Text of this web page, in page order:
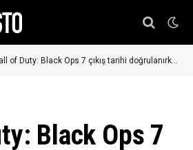
of Duty: Black Ops 7 çıkış tarihi doğrulanırken, Türkiye fiyatları belli oldu
Black Ops 7